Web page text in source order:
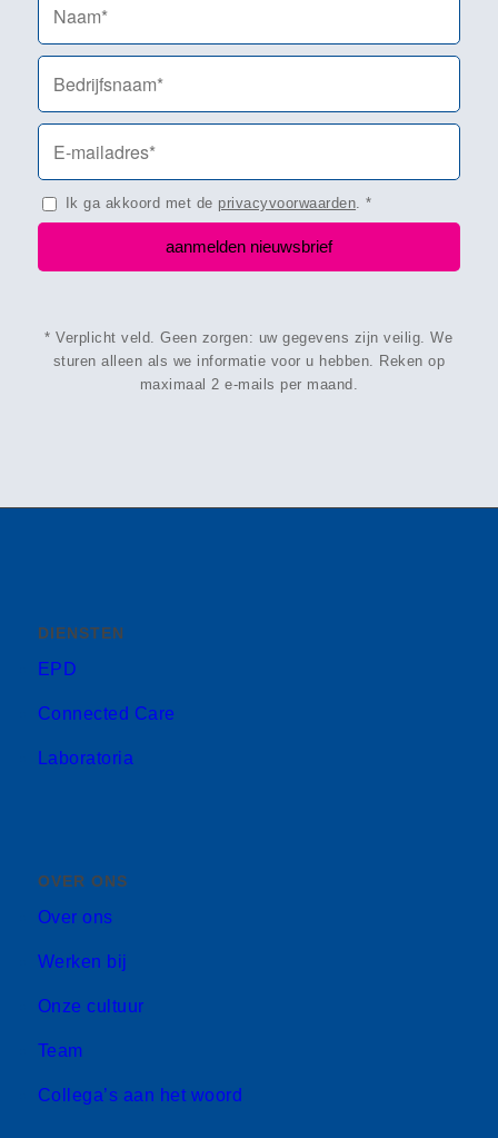
Ik ga akkoord met de privacyvoorwaarden.*
* Verplicht veld. Geen zorgen: uw gegevens zijn veilig. We
sturen alleen als we informatie voor u hebben. Reken op
maximaal 2 e-mails per maand.
DIENSTEN
EPD
Connected Care
Laboratoria
OVER ONS
Over ons
Werken bij
Onze cultuur
Team
Collega’s aan het woord